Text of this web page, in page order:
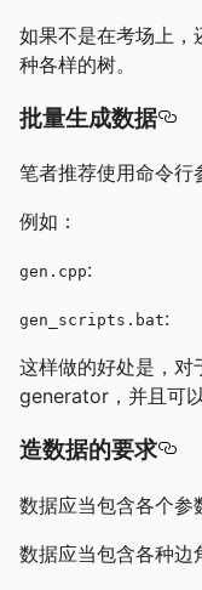
如果不是在考场上，
种各样的树。
批量生成数据
笔者推荐使用命令行
例如：
gen.cpp:
gen_scripts.bat:
这样做的好处是，对
generator，并且可
造数据的要求
数据应当包含各个参
数据应当包含各种边